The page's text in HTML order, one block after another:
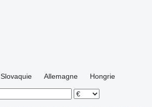
Slovaquie Allemagne
Hongrie